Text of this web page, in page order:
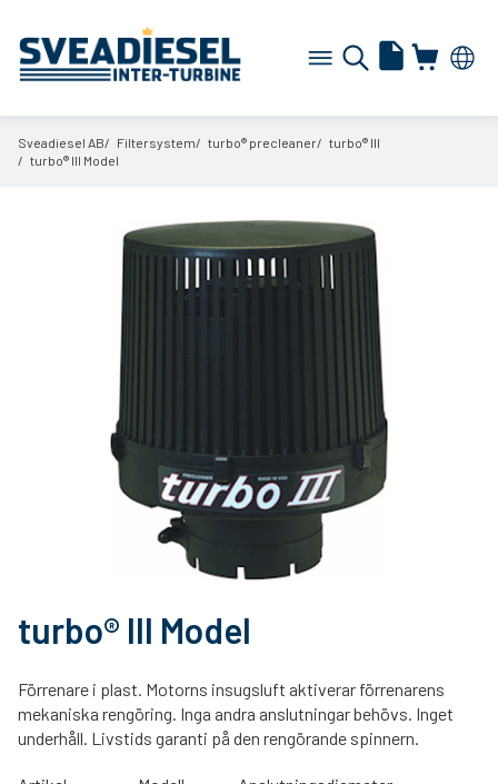
Sveadiesel AB Filtersystem turbo® precleaner
turbo® III
turbo® III Model
turbo® III Model
Förrenare i plast. Motorns insugsluft aktiverar förrenarens
mekaniska rengöring. Inga andra anslutningar behövs. Inget
underhåll. Livstids garanti på den rengörande spinnern.